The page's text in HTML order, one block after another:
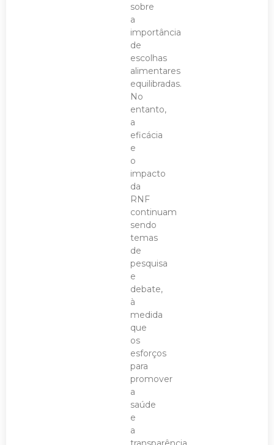
sobre
a
importância
de
escolhas
alimentares
equilibradas.
No
entanto,
a
eficácia
e
o
impacto
da
RNF
continuam
sendo
temas
de
pesquisa
e
debate,
à
medida
que
os
esforços
para
promover
a
saúde
e
a